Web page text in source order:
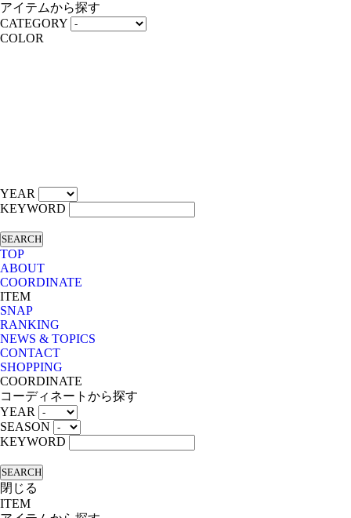
アイテムから探す
CATEGORY
COLOR
YEAR
KEYWORD
SEARCH
TOP
ABOUT
COORDINATE
ITEM
SNAP
RANKING
NEWS & TOPICS
CONTACT
SHOPPING
COORDINATE
コーディネートから探す
YEAR
SEASON
KEYWORD
SEARCH
閉じる
ITEM